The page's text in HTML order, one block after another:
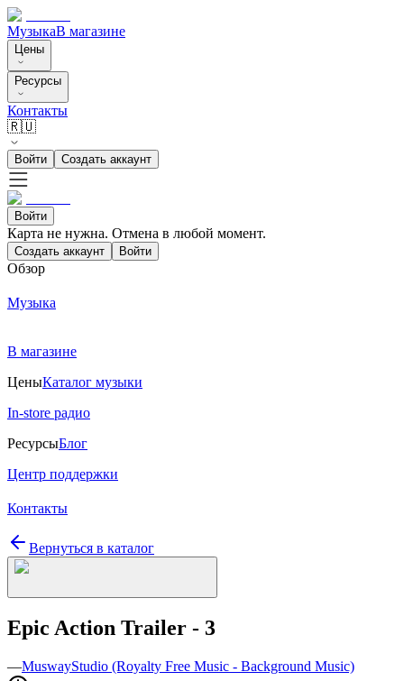
МузыкаВ магазине
Цены
Ресурсы
Контакты
🇷🇺
Войти Создать аккаунт
Войти
Карта не нужна. Отмена в любой момент.
Создать аккаунт Войти
Обзор
Музыка
В магазине
ЦеныКаталог музыки
In-store радио
РесурсыБлог
Центр поддержки
Контакты
Вернуться в каталог
Epic Action Trailer - 3
—MuswayStudio (Royalty Free Music - Background Music)